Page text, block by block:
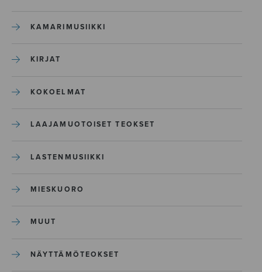
KAMARIMUSIIKKI
KIRJAT
KOKOELMAT
LAAJAMUOTOISET TEOKSET
LASTENMUSIIKKI
MIESKUORO
MUUT
NÄYTTÄMÖTEOKSET